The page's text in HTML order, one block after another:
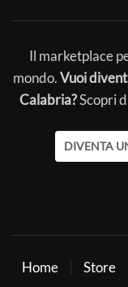
Il marketplace
mondo.Vuoi
Calabria?Scopri
DIVENTA
Home Store